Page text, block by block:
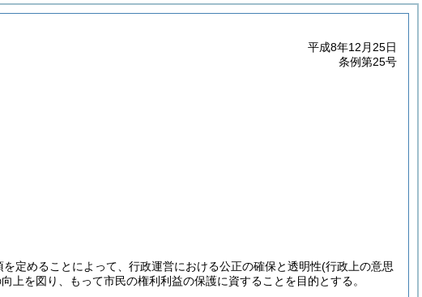
平成8年12月25日
条例第25号
定めることによって、行政運営における公正の確保と透明性(行政上の意思
上を図り、もって市民の権利利益の保護に資することを目的とする。